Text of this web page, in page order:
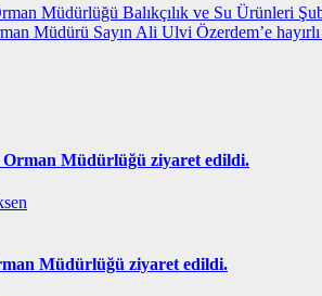
Müdürlüğü Balıkçılık ve Su Ürünleri
Müdürü Sayın Ali Ulvi Özerdem’e hayırlı
Orman Müdürlüğü ziyaret edildi.
Müdürlüğü ziyaret edildi.